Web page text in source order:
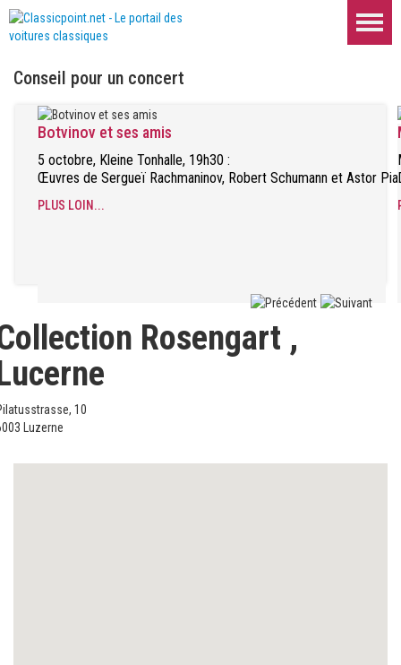
Conseil pour un concert
Botvinov et ses amis
5 octobre, Kleine Tonhalle, 19h30 :
Œuvres de Sergueï Rachmaninov, Robert Schumann et Astor
PLUS LOIN...
Rosengart ,
10
Luzerne